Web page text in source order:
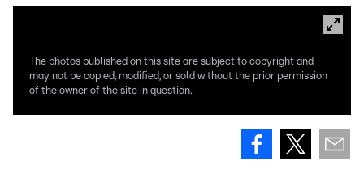
The photos published on this site are subject to copyright and
may not be copied, modified, or sold without the prior permission
of the owner of the site in question.